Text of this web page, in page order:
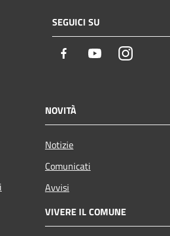
SEGUICI SU
Facebook YoutubeInstagram
NOVITÀ
Notizie
Comunicati
Avvisi
VIVERE IL COMUNE